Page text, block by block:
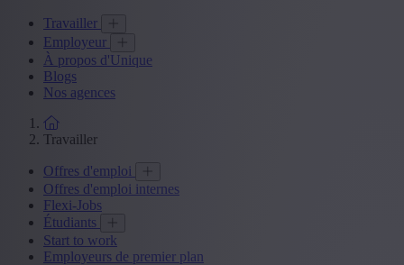
Travailler
Employeur
À propos d'Unique
Blogs
Nos agences
Travailler
Offres d'emploi
Offres d'emploi internes
Flexi-Jobs
Étudiants
Start to work
Employeurs de premier plan